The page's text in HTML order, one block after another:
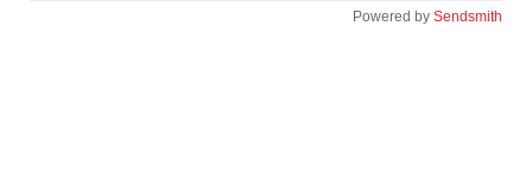
Powered by Sendsmith